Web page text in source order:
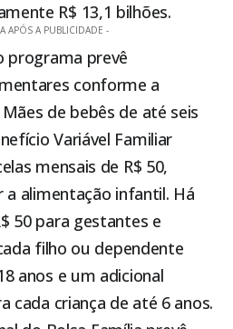
R$ 13,1 bilhões.
APÓS A PUBLICIDADE -
programa prevê
conforme a
de bebês de até seis
Variável Familiar
mensais de R$ 50,
alimentação infantil. Há
50 para gestantes e
filho ou dependente
anos e um adicional
cada criança de até 6 anos.